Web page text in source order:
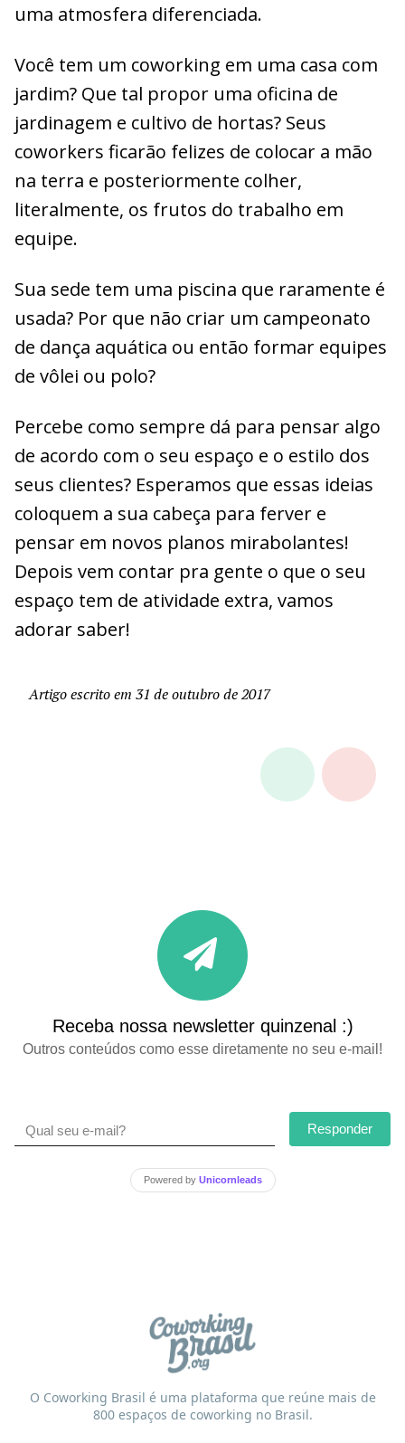
uma atmosfera diferenciada.
Você tem um coworking em uma casa com
jardim? Que tal propor uma oficina de
jardinagem e cultivo de hortas? Seus
coworkers ficarão felizes de colocar a mão
na terra e posteriormente colher,
literalmente, os frutos do trabalho em
equipe.
Sua sede tem uma piscina que raramente é
usada? Por que não criar um campeonato
de dança aquática ou então formar equipes
de vôlei ou polo?
Percebe como sempre dá para pensar algo
de acordo com o seu espaço e o estilo dos
seus clientes? Esperamos que essas ideias
coloquem a sua cabeça para ferver e
pensar em novos planos mirabolantes!
Depois vem contar pra gente o que o seu
espaço tem de atividade extra, vamos
adorar saber!
Artigo escrito em 31 de outubro de 2017
Receba nossa newsletter quinzenal :)
Outros conteúdos como esse diretamente no seu e-mail!
Responder
Powered by Unicornleads
O Coworking Brasil é uma plataforma que reúne mais de
800 espaços de coworking no Brasil.